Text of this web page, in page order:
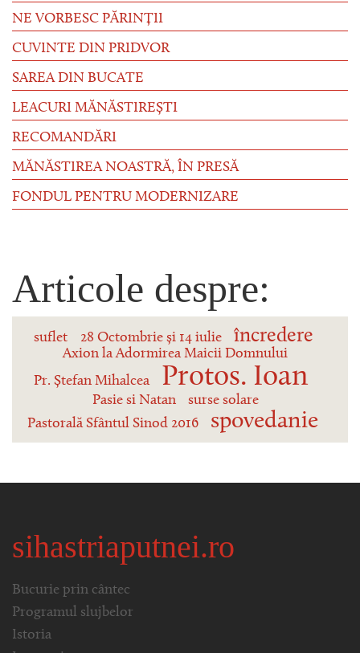
NE VORBESC PĂRINȚII
CUVINTE DIN PRIDVOR
SAREA DIN BUCATE
LEACURI MĂNĂSTIREȘTI
RECOMANDĂRI
MĂNĂSTIREA NOASTRĂ, ÎN PRESĂ
FONDUL PENTRU MODERNIZARE
Articole despre:
suflet 28 Octombrie și 14 iulie încredere
Axion la Adormirea Maicii Domnului
Pr. Ștefan Mihalcea
Protos. Ioan
Pasie si Natan
surse solare
Pastorală Sfântul Sinod 2016
spovedanie
sihastriaputnei.ro
Bucurie prin cântec
Programul slujbelor
Istoria